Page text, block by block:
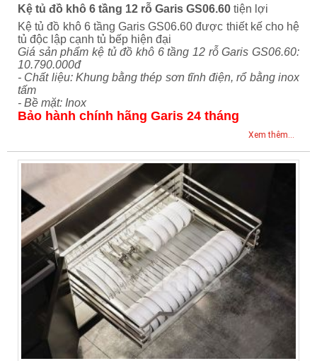
Kệ tủ đồ khô 6 tầng 12 rỗ Garis GS06.60 tiện lợi
Kệ tủ đồ khô 6 tầng Garis GS06.60 được thiết kế cho hệ
tủ độc lập cạnh tủ bếp hiện đại
Giá sản phẩm kệ tủ đồ khô 6 tầng 12 rỗ Garis GS06.60:
10.790.000đ
- Chất liệu: Khung bằng thép sơn tĩnh điện, rổ bằng inox
tấm
- Bề mặt: Inox
Bảo hành chính hãng Garis 24 tháng
Xem thêm...